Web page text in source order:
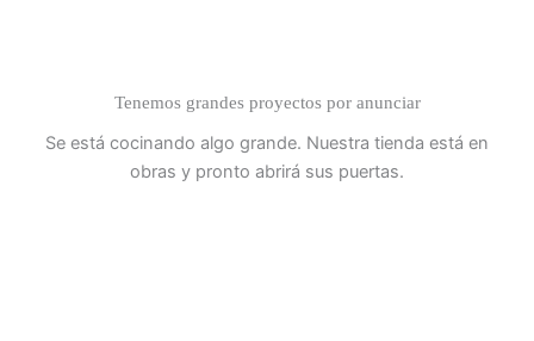
Tenemos grandes proyectos por anunciar
Se está cocinando algo grande. Nuestra tienda está en
obras y pronto abrirá sus puertas.